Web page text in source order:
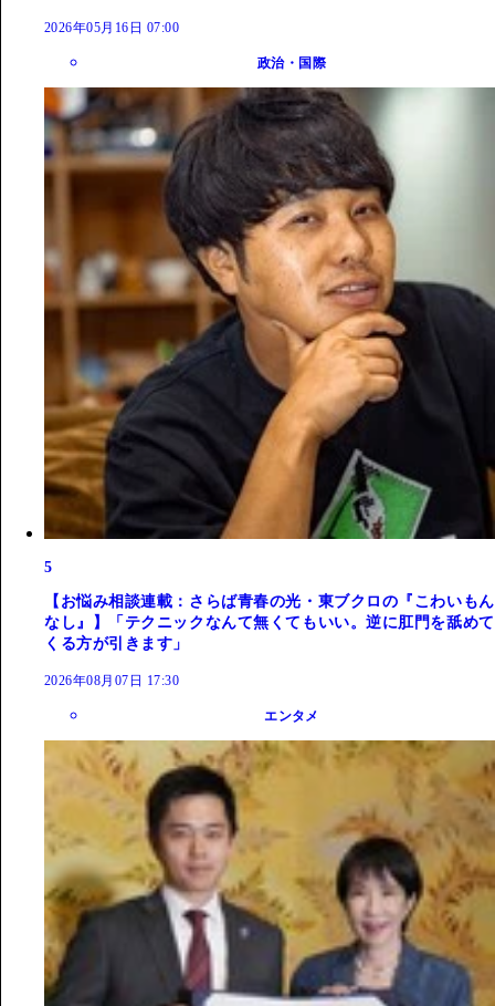
2026年05月16日 07:00
政治・国際
5
【お悩み相談連載：さらば青春の光・東ブクロの『こわいもん
なし』】「テクニックなんて無くてもいい。逆に肛門を舐めて
くる方が引きます」
2026年08月07日 17:30
エンタメ